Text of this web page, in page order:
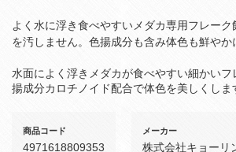
よく水に浮き食べやすいメダカ専用フレー
を汚しません。色揚成分も含み体色も鮮やか
水面によく浮きメダカが食べやすい細かいフ
揚成分カロチノイド配合で体色を美しくしま
商品コード
4971618809353
メーカー
株式会社キョーリ